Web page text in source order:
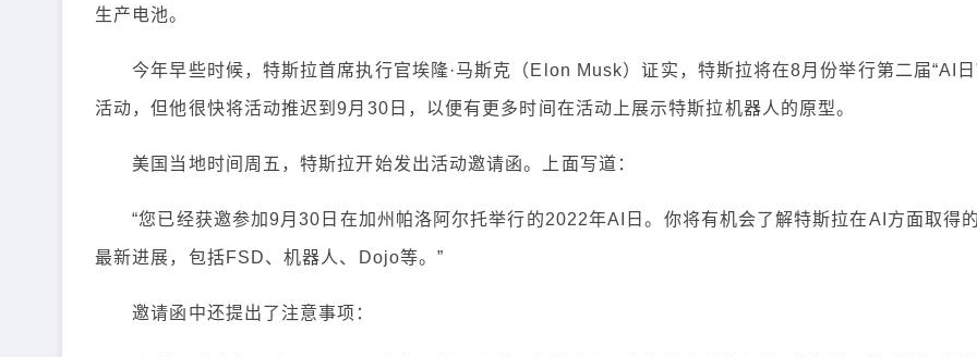
生产电池。
今年早些时候，特斯拉首席执行官埃隆·马斯克（Elon Musk）证实，特斯拉将在8月份举行第二届“AI日
活动，但他很快将活动推迟到9月30日，以便有更多时间在活动上展示特斯拉机器人的原型。
美国当地时间周五，特斯拉开始发出活动邀请函。上面写道：
“您已经获邀参加9月30日在加州帕洛阿尔托举行的2022年AI日。你将有机会了解特斯拉在AI方面取得
最新进展，包括FSD、机器人、Dojo等。”
邀请函中还提出了注意事项：